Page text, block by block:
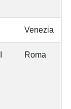
Venezia
Roma